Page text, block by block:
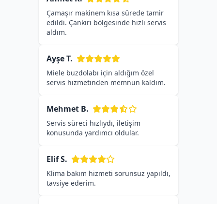
Çamaşır makinem kısa sürede tamir
edildi. Çankırı bölgesinde hızlı servis
aldım.
Ayşe T.
Miele buzdolabı için aldığım özel
servis hizmetinden memnun kaldım.
Mehmet B.
Servis süreci hızlıydı, iletişim
konusunda yardımcı oldular.
Elif S.
Klima bakım hizmeti sorunsuz yapıldı,
tavsiye ederim.